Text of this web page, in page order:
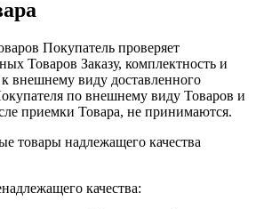
Покупатель проверяет
Товаров Заказу, комплектность и
к внешнему виду доставленного
по внешнему виду Товаров и
приемки Товара, не принимаются.
товары надлежащего качества
качества: